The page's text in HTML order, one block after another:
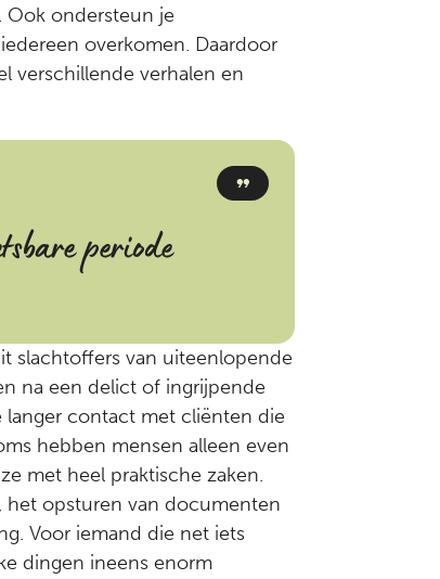
Ook ondersteun je
overkomen. Daardoor
verschillende verhalen en
periode
slachtoffers van uiteenlopende
na een delict of ingrijpende
langer contact met cliënten die
hebben mensen alleen even
met heel praktische zaken.
het opsturen van documenten
Voor iemand die net iets
dingen ineens enorm